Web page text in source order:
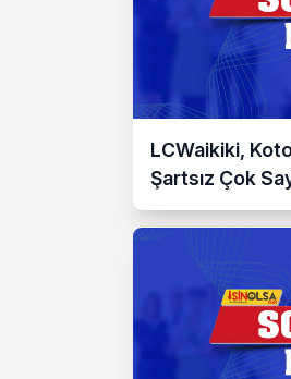
LCWaikiki,
Şartsız Çok